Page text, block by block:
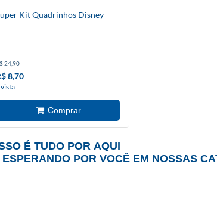
Kit Quadrinhos Disney
24,90
8,70
vista
É TUDO POR AQUI
POR VOCÊ EM NOSSAS